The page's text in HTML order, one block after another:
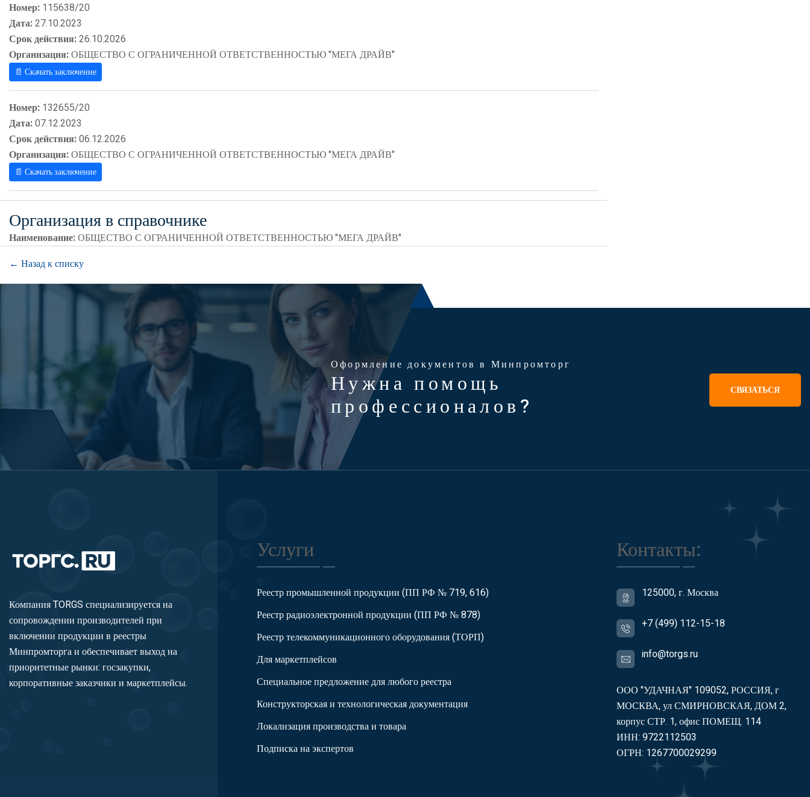
Номер: 115638/20
Дата:27.10.2023
Срок действия:26.10.2026
Организация:ОБЩЕСТВО С ОГРАНИЧЕННОЙ ОТВЕТСТВЕННОСТЬЮ "МЕГА ДРАЙВ"
📄 Скачать заключение
Номер: 132655/20
Дата:07.12.2023
Срок действия:06.12.2026
Организация:ОБЩЕСТВО С ОГРАНИЧЕННОЙ ОТВЕТСТВЕННОСТЬЮ "МЕГА ДРАЙВ"
📄 Скачать заключение
Организация в справочнике
Наименование:ОБЩЕСТВО С ОГРАНИЧЕННОЙ ОТВЕТСТВЕННОСТЬЮ "МЕГА ДРАЙВ"
← Назад к списку
Оформление документов в Минпромторг
Нужна помощь
профессионалов?
СВЯЗАТЬСЯ
Компания TORGS специализируется на
сопровождении производителей при
включении продукции в реестры
Минпромторга и обеспечивает выход на
приоритетные рынки: госзакупки,
корпоративные заказчики и маркетплейсы.
Услуги
Реестр промышленной продукции (ПП РФ № 719, 616)
Реестр радиоэлектронной продукции (ПП РФ № 878)
Реестр телекоммуникационного оборудования (ТОРП)
Для маркетплейсов
Специальное предложение для любого реестра
Конструкторская и технологическая документация
Локализация производства и товара
Подписка на экспертов
Контакты:
125000, г. Москва
+7 (499) 112-15-18
info@torgs.ru
ООО "УДАЧНАЯ" 109052, РОССИЯ, г
МОСКВА, ул СМИРНОВСКАЯ, ДОМ 2,
корпус СТР. 1, офис ПОМЕЩ. 114
ИНН: 9722112503
ОГРН: 1267700029299